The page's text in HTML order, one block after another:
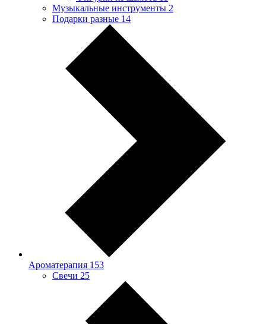
Музыкальные инструменты 2
Подарки разные 14
Ароматерапия 153
Свечи 25